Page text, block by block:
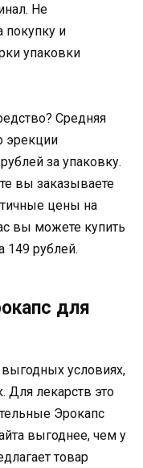
Не
покупку и
упаковки
Средняя
эрекции
за упаковку.
вы заказываете
цены на
вы можете купить
149 рублей.
для
условиях,
Для лекарств это
Эрокапс
выгоднее, чем у
товар